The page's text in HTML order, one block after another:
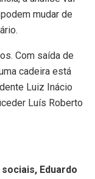
mudar de
Com saída de
cadeira está
Luiz Inácio
Luís Roberto
Eduardo